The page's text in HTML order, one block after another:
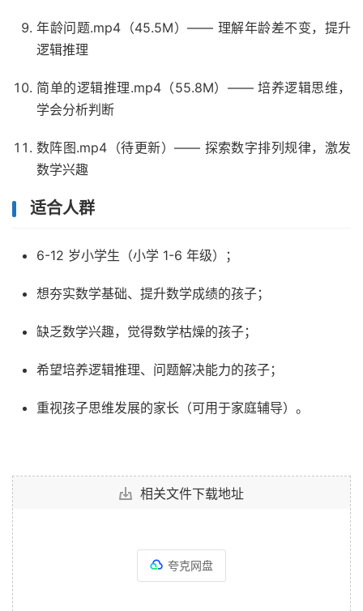
年龄问题.mp4（45.5M）—— 理解年龄差不变，提升
逻辑推理​
简单的逻辑推理.mp4（55.8M）—— 培养逻辑思维，
学会分析判断​
数阵图.mp4（待更新）—— 探索数字排列规律，激发
数学兴趣​
适合人群​
6-12 岁小学生（小学 1-6 年级）；​
想夯实数学基础、提升数学成绩的孩子；​
缺乏数学兴趣，觉得数学枯燥的孩子；​
希望培养逻辑推理、问题解决能力的孩子；​
重视孩子思维发展的家长（可用于家庭辅导）。
相关文件下载地址
夸克网盘